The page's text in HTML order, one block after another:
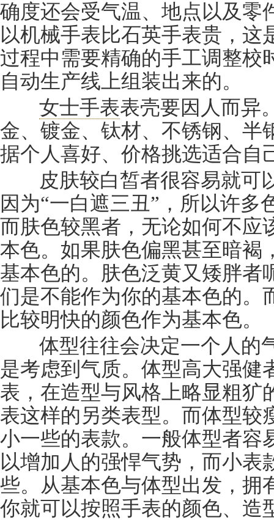
确度还会受气温、地点以及零
以机械手表比石英手表贵，这
过程中需要精确的手工调整校
自动生产线上组装出来的。
女士手表表壳要因人而异
金、镀金、钛材、不锈钢、半
据个人喜好、价格挑选适合自
皮肤较白皙者很容易就可
因为“一白遮三丑”，所以许多
而肤色较黑者，无论如何不应
本色。如果肤色偏黑甚至暗褐
基本色的。肤色泛黄又矮胖者
们是不能作为你的基本色的。
比较明快的颜色作为基本色。
体型往往会决定一个人的
是考虑到气质。体型高大强健
表，在造型与风格上略显粗犷
表这样的另类表型。而体型较
小一些的表款。一般体型者容
以增加人的强悍气势，而小表
些。从基本色与体型出发，拥
你就可以按照手表的颜色、造